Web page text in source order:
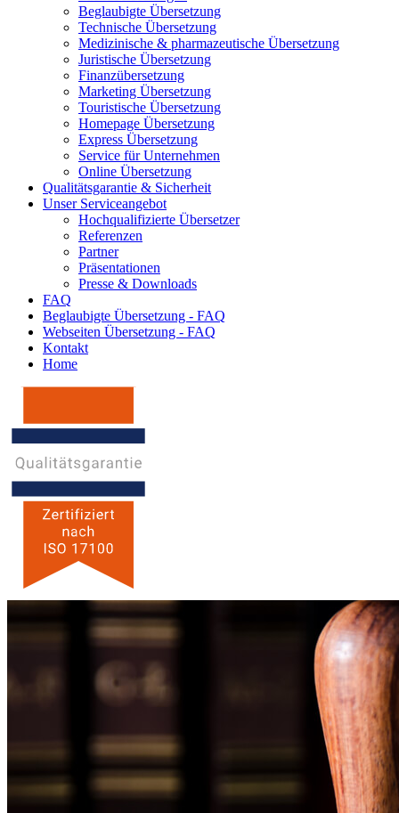
Beglaubigte Übersetzung
Technische Übersetzung
Medizinische & pharmazeutische Übersetzung
Juristische Übersetzung
Finanzübersetzung
Marketing Übersetzung
Touristische Übersetzung
Homepage Übersetzung
Express Übersetzung
Service für Unternehmen
Online Übersetzung
Qualitätsgarantie & Sicherheit
Unser Serviceangebot
Hochqualifizierte Übersetzer
Referenzen
Partner
Präsentationen
Presse & Downloads
FAQ
Beglaubigte Übersetzung - FAQ
Webseiten Übersetzung - FAQ
Kontakt
Home